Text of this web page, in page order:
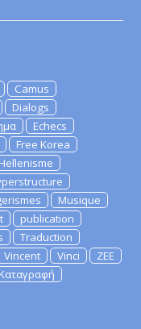
Camus
Dialogs
Echecs
Free Korea
Hellenisme
Musique
publication
Traduction
Vincent Vinci
ZEE
Καταγραφή